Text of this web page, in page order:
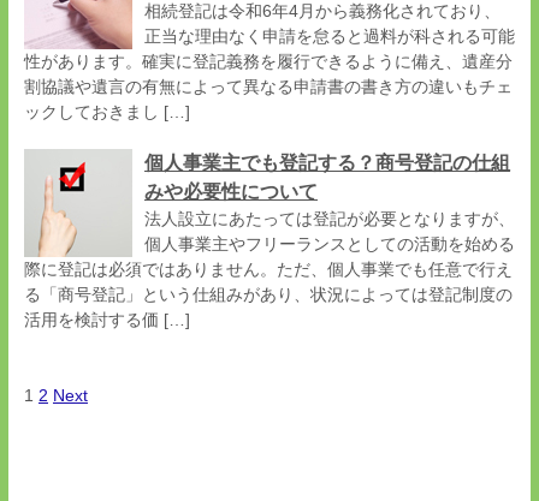
相続登記は令和6年4月から義務化されており、
正当な理由なく申請を怠ると過料が科される可能
性があります。確実に登記義務を履行できるように備え、遺産分
割協議や遺言の有無によって異なる申請書の書き方の違いもチェ
ックしておきまし […]
個人事業主でも登記する？商号登記の仕組
みや必要性について
法人設立にあたっては登記が必要となりますが、
個人事業主やフリーランスとしての活動を始める
際に登記は必須ではありません。ただ、個人事業でも任意で行え
る「商号登記」という仕組みがあり、状況によっては登記制度の
活用を検討する価 […]
1 2 Next